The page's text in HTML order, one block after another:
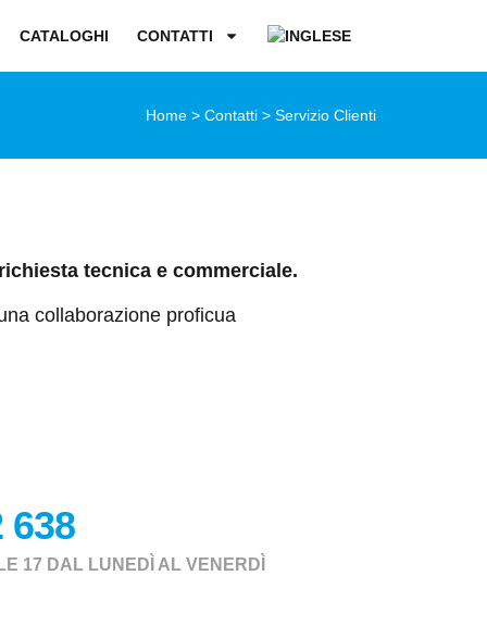
CATALOGHI CONTATTI
Home > Contatti > Servizio Clienti
tecnica e commerciale.
collaborazione proficua
638
17 DAL LUNEDÌ AL VENERDÌ